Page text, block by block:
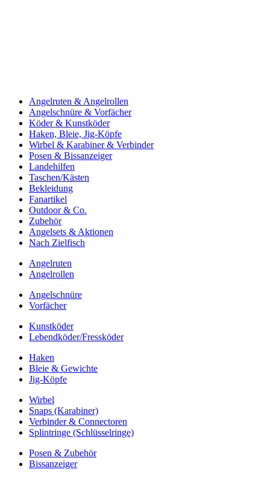
Angelruten & Angelrollen
Angelschnüre & Vorfächer
Köder & Kunstköder
Haken, Bleie, Jig-Köpfe
Wirbel & Karabiner & Verbinder
Posen & Bissanzeiger
Landehilfen
Taschen/Kästen
Bekleidung
Fanartikel
Outdoor & Co.
Zubehör
Angelsets & Aktionen
Nach Zielfisch
Angelruten
Angelrollen
Angelschnüre
Vorfächer
Kunstköder
Lebendköder/Fressköder
Haken
Bleie & Gewichte
Jig-Köpfe
Wirbel
Snaps (Karabiner)
Verbinder & Connectoren
Splintringe (Schlüsselringe)
Posen & Zubehör
Bissanzeiger